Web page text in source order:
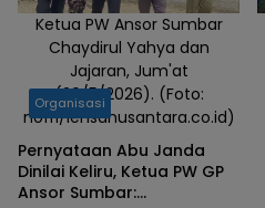
Ketua PW Ansor Sumbar
Chaydirul Yahya dan
Jajaran, Jum'at
(29/5/2026). (Foto:
nofri/lensanusantara.co.id)
Organisasi
Pernyataan Abu Janda
Dinilai Keliru, Ketua PW GP
Ansor Sumbar: